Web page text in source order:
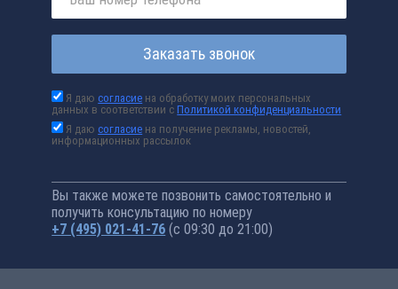
Заказать звонок
Я даюсогласие на обработку моих персональных
данных в соответствии сПолитикой конфиденциальности
Я даюсогласие на получение рекламы, новостей,
информационных рассылок
Вы также можете позвонить самостоятельно и
получить консультацию по номеру
+7 (495) 021-41-76 (с 09:30 до 21:00)